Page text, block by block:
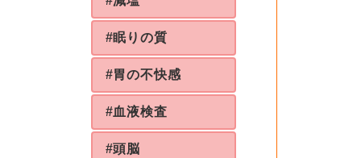
#眠りの質
#胃の不快感
#血液検査
#頭脳